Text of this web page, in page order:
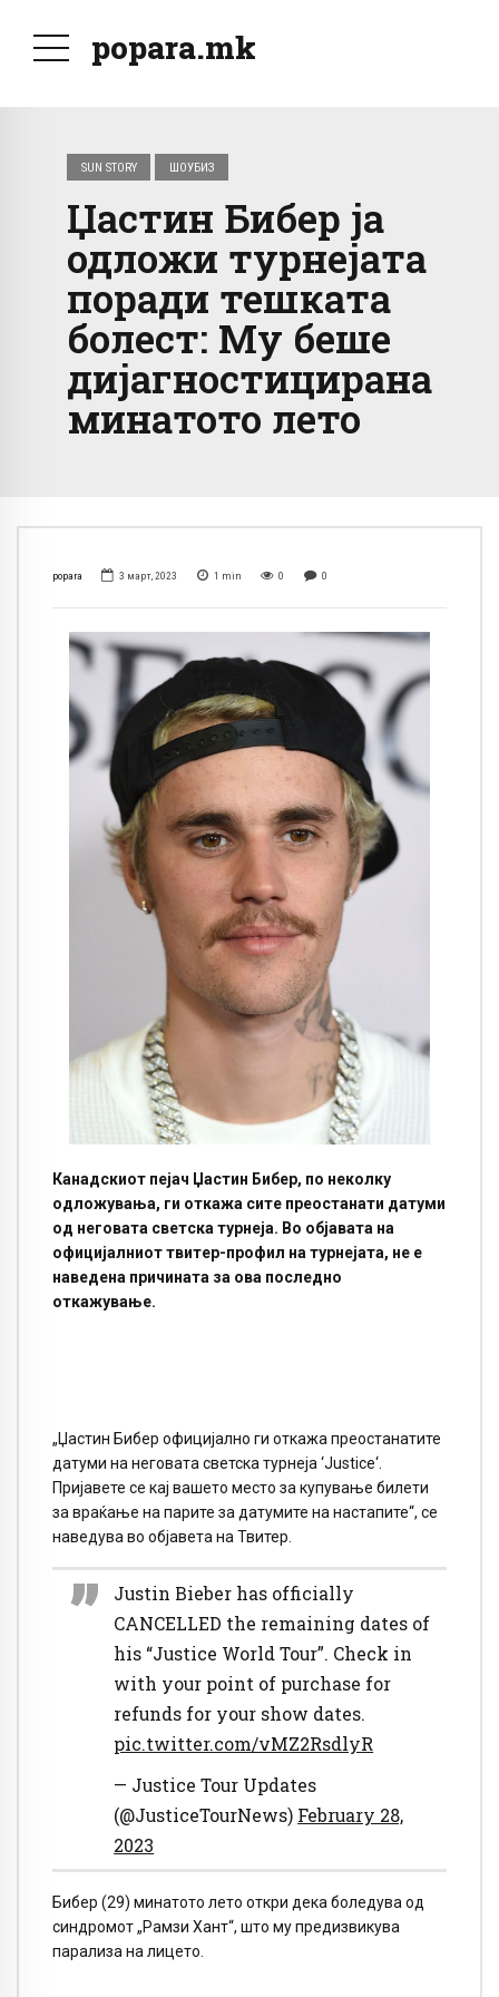
popara.mk
SUN STORY ШОУБИЗ
Џастин Бибер ја
одложи турнејата
поради тешката
болест: Му беше
дијагностицирана
минатото лето
popara 3 март, 2023 1 min 0 0
Канадскиот пејач Џастин Бибер, по неколку
одложувања, ги откажа сите преостанати датуми
од неговата светска турнеја. Во објавата на
официјалниот твитер-профил на турнејата, не е
наведена причината за ова последно
откажување.
„Џастин Бибер официјално ги откажа преостанатите
датуми на неговата светска турнеја ‘Justice‘.
Пријавете се кај вашето место за купување билети
за враќање на парите за датумите на настапите“, се
наведува во објавета на Твитер.
Justin Bieber has officially
CANCELLED the remaining dates of
his “Justice World Tour”. Check in
with your point of purchase for
refunds for your show dates.
pic.twitter.com/vMZ2RsdlyR
— Justice Tour Updates
(@JusticeTourNews) February 28,
2023
Бибер (29) минатото лето откри дека боледува од
синдромот „Рамзи Хант“, што му предизвикува
парализа на лицето.